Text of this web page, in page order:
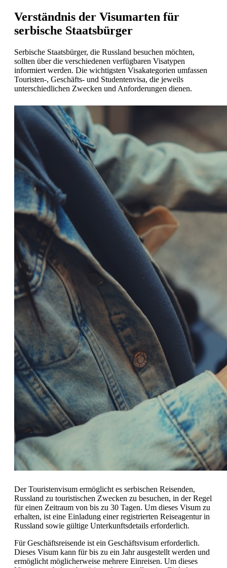
Verständnis der Visumarten für
serbische Staatsbürger
Serbische Staatsbürger, die Russland besuchen möchten,
sollten über die verschiedenen verfügbaren Visatypen
informiert werden. Die wichtigsten Visakategorien umfassen
Touristen-, Geschäfts- und Studentenvisa, die jeweils
unterschiedlichen Zwecken und Anforderungen dienen.
Der Touristenvisum ermöglicht es serbischen Reisenden,
Russland zu touristischen Zwecken zu besuchen, in der Regel
für einen Zeitraum von bis zu 30 Tagen. Um dieses Visum zu
erhalten, ist eine Einladung einer registrierten Reiseagentur in
Russland sowie gültige Unterkunftsdetails erforderlich.
Für Geschäftsreisende ist ein Geschäftsvisum erforderlich.
Dieses Visum kann für bis zu ein Jahr ausgestellt werden und
ermöglicht möglicherweise mehrere Einreisen. Um dieses